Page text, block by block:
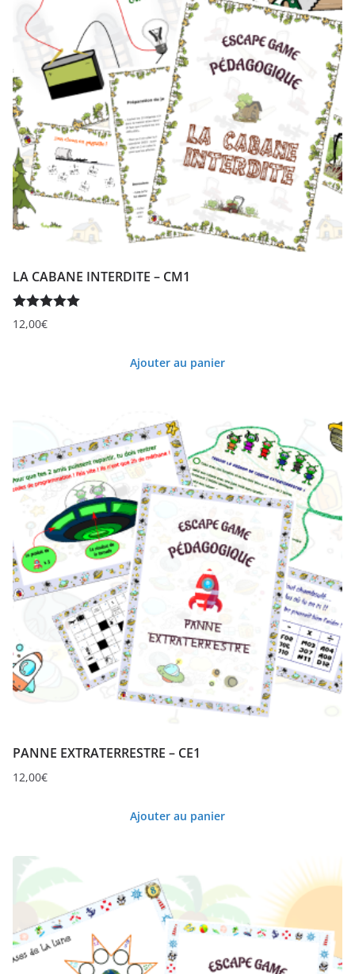
LA CABANE INTERDITE – CM1
Note5.00
12,00€
Ajouter au panier
PANNE EXTRATERRESTRE – CE1
12,00€
Ajouter au panier